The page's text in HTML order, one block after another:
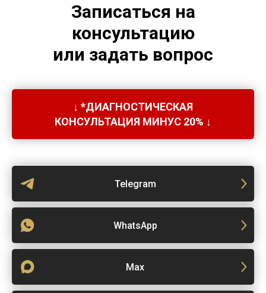
Записаться на
консультацию
или задать вопрос
↓ *ДИАГНОСТИЧЕСКАЯ
КОНСУЛЬТАЦИЯ МИНУС 20% ↓
Telegram
WhatsApp
Max